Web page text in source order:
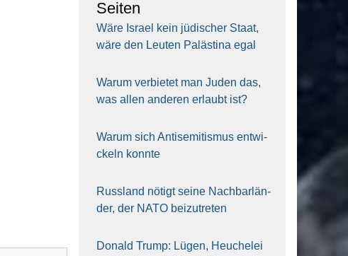
Sei­ten
Wäre Isra­el kein jüdi­scher Staat,
wäre den Leu­ten Paläs­ti­na egal
War­um ver­bie­tet man Juden das,
was allen ande­ren erlaubt ist?
War­um sich Anti­se­mi­tis­mus ent­wi­
ckeln konn­te
Russ­land nötigt sei­ne Nach­bar­län­
der, der NATO bei­zu­tre­ten
Donald Trump: Lügen, Heu­che­lei